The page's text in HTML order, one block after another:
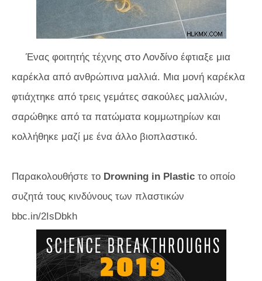
Ένας φοιτητής τέχνης στο Λονδίνο έφτιαξε μια
καρέκλα από ανθρώπινα μαλλιά. Μια μονή καρέκλα
φτιάχτηκε από τρεις γεμάτες σακούλες μαλλιών,
σαρώθηκε από τα πατώματα κομμωτηρίων και
κολλήθηκε μαζί με ένα άλλο βιοπλαστικό.
Παρακολουθήστε το Drowning in Plastic το οποίο
συζητά τους κινδύνους των πλαστικών
bbc.in/2IsDbkh